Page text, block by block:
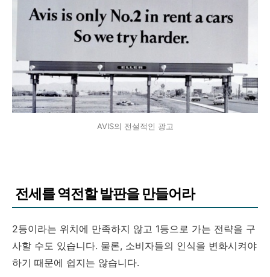
AVIS의 전설적인 광고
전세를 역전할 발판을 만들어라
2등이라는 위치에 만족하지 않고 1등으로 가는 전략을 구
사할 수도 있습니다. 물론, 소비자들의 인식을 변화시켜야
하기 때문에 쉽지는 않습니다.